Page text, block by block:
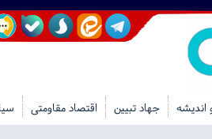
اندیشه جهاد تبیین اقتصاد مقاومتی